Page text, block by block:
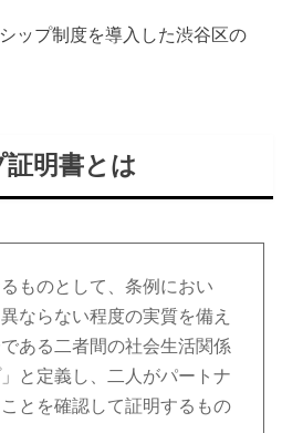
ップ制度を導入した渋谷区の
明書とは
ものとして、条例におい
ならない程度の実質を備え
ある二者間の社会生活関係
と定義し、二人がパートナ
とを確認して証明するもの